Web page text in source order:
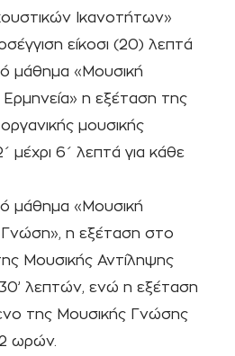
Ικανοτήτων»
είκοσι (20) λεπτά
μάθημα «Μουσική
Ερμηνεία» η εξέταση της
μουσικής
μέχρι 6΄ λεπτά για κάθε
μάθημα «Μουσική
Γνώση», η εξέταση στο
Μουσικής Αντίληψης
30’ λεπτών, ενώ η εξέταση
της Μουσικής Γνώσης
2 ωρών.